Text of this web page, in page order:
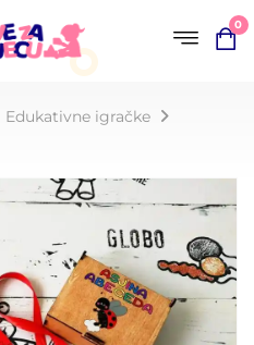
0
Edukativne igračke